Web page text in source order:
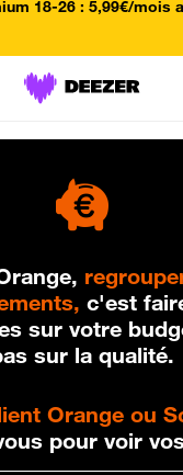
18-26 : 5,99€/mois
c'est
sur votre
sur la qualité.
Orange ou
pour voir